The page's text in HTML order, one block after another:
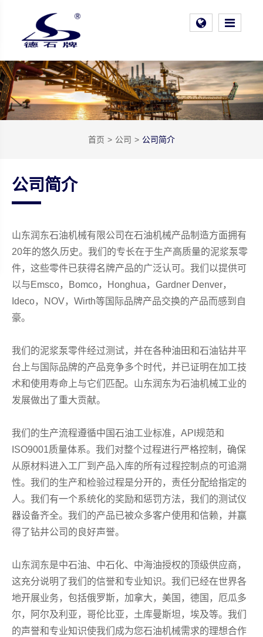
首页 公司 公司简介
公司简介
山东润东石油机械有限公司在石油机械产品制造方面拥有
20年的悠久历史。我们的专长在于生产高质量的泥浆泵零
件，这些零件已获得名牌产品的广泛认可。我们以提供可
以与Emsco，Bomco，Honghua，Gardner Denver，
Ideco，NOV，Wirth等国际品牌产品交换的产品而感到自
豪。
我们的泥浆泵零件经过测试，并在各种油田和石油钻井平
台上与国际品牌的产品竞争多个时代，并已证明在加工技
术和使用寿命上与它们匹配。山东润东为石油机械工业的
发展做出了重大贡献。
我们的生产流程遵循中国石油工业标准，API规范和
ISO9001质量体系。我们对整个过程进行严格控制，确保
从原材料进入工厂到产品入库的所有过程控制点的可追溯
性。我们的生产和检验过程是分开的，责任分配给指定的
人。我们有一个系统化的奖励和惩罚方法，我们的测试仪
器设备齐全。我们的产品已被众多客户使用和信赖，并赢
得了钻井公司的良好声誉。
山东润东是中石油、中石化、中海油授权的顶级供应商，
这充分说明了我们的信誉和专业知识。我们已经在世界各
地开展业务，包括俄罗斯，加拿大，美国，德国，厄瓜多
尔，阿尔及利亚，哥伦比亚，土库曼斯坦，埃及等。我们
的声誉和专业知识使我们成为您石油机械需求的理想合作